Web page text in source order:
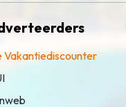
Vakantiediscounter